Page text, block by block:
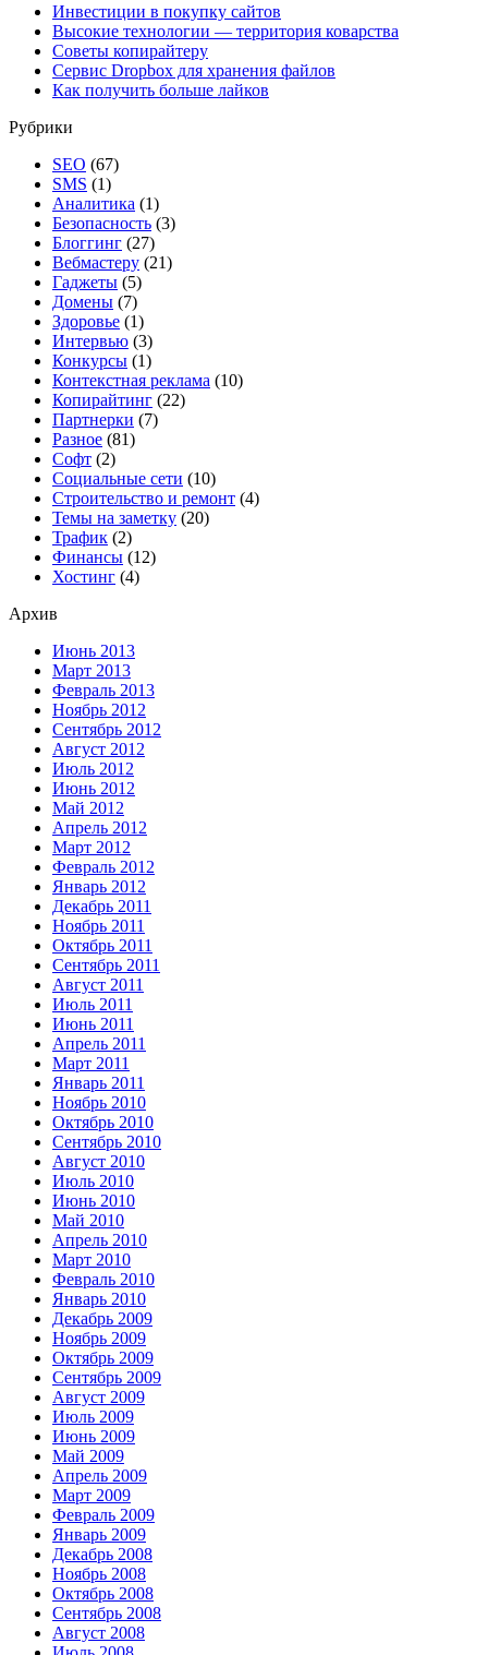
Инвестиции в покупку сайтов
Высокие технологии — территория коварства
Советы копирайтеру
Сервис Dropbox для хранения файлов
Как получить больше лайков
Рубрики
SEO (67)
SMS (1)
Аналитика (1)
Безопасность (3)
Блоггинг (27)
Вебмастеру (21)
Гаджеты (5)
Домены (7)
Здоровье (1)
Интервью (3)
Конкурсы (1)
Контекстная реклама (10)
Копирайтинг (22)
Партнерки (7)
Разное (81)
Софт (2)
Социальные сети (10)
Строительство и ремонт (4)
Темы на заметку (20)
Трафик (2)
Финансы (12)
Хостинг (4)
Архив
Июнь 2013
Март 2013
Февраль 2013
Ноябрь 2012
Сентябрь 2012
Август 2012
Июль 2012
Июнь 2012
Май 2012
Апрель 2012
Март 2012
Февраль 2012
Январь 2012
Декабрь 2011
Ноябрь 2011
Октябрь 2011
Сентябрь 2011
Август 2011
Июль 2011
Июнь 2011
Апрель 2011
Март 2011
Январь 2011
Ноябрь 2010
Октябрь 2010
Сентябрь 2010
Август 2010
Июль 2010
Июнь 2010
Май 2010
Апрель 2010
Март 2010
Февраль 2010
Январь 2010
Декабрь 2009
Ноябрь 2009
Октябрь 2009
Сентябрь 2009
Август 2009
Июль 2009
Июнь 2009
Май 2009
Апрель 2009
Март 2009
Февраль 2009
Январь 2009
Декабрь 2008
Ноябрь 2008
Октябрь 2008
Сентябрь 2008
Август 2008